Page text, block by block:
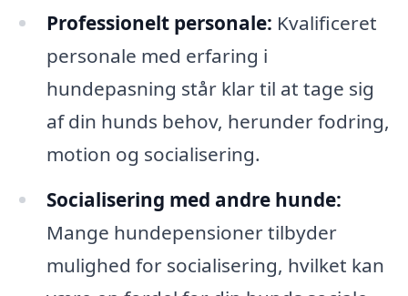
Professionelt personale: Kvalificeret
personale med erfaring i
hundepasning står klar til at tage sig
af din hunds behov, herunder fodring,
motion og socialisering.
Socialisering med andre hunde:
Mange hundepensioner tilbyder
mulighed for socialisering, hvilket kan